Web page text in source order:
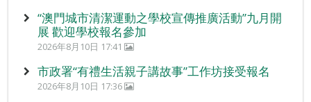
“澳門城市清潔運動之學校宣傳推廣活動”九月開
展 歡迎學校報名參加
2026年8月10日 17:41
市政署“有禮生活親子講故事”工作坊接受報名
2026年8月10日 17:36